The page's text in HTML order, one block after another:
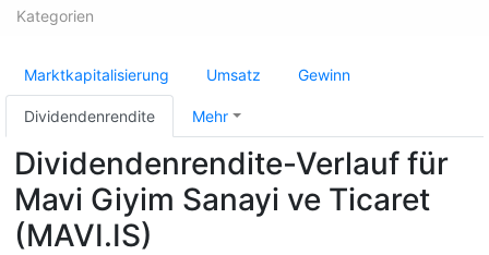
Kategorien
Marktkapitalisierung Umsatz Gewinn
Dividendenrendite Mehr
Dividendenrendite-Verlauf für
Mavi Giyim Sanayi ve Ticaret
(MAVI.IS)